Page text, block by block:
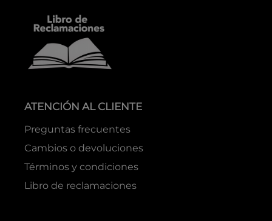
ATENCIÓN AL CLIENTE
Preguntas frecuentes
Cambios o devoluciones
Términos y condiciones
Libro de reclamaciones